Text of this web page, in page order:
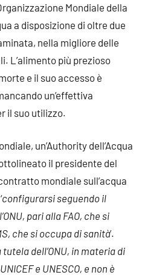
Mondiale della
a disposizione di oltre due
nella migliore delle
L’alimento più prezioso
e il suo accesso è
un’effettiva
il suo utilizzo.
un’Authority dell’Acqua
il presidente del
mondiale sull’acqua
configurarsi seguendo il
pari alla FAO, che si
che si occupa di sanità’.
tutela dell’ONU, in materia di
e UNESCO, e non è